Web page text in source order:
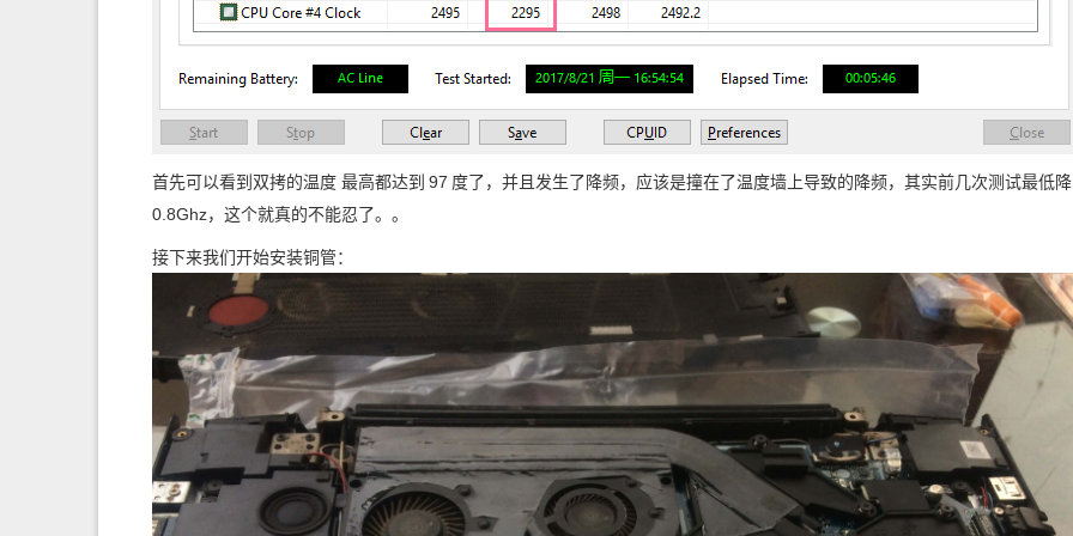
首先可以看到双拷的温度 最高都达到 97 度了，并且发生了降频，应该是撞在了温度墙上导致的降频，其实前几次测试最低
0.8Ghz，这个就真的不能忍了。。
接下来我们开始安装铜管：